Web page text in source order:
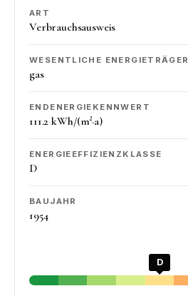
ART
Verbrauchsausweis
WESENTLICHE ENERGIETRÄGER
gas
ENDENERGIEKENNWERT
111.2 kWh/(m²·a)
ENERGIEEFFIZIENZKLASSE
D
BAUJAHR
1954
D